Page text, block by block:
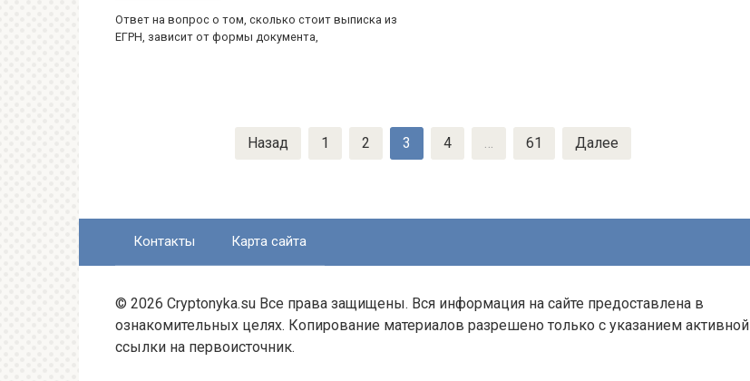
Ответ на вопрос о том, сколько стоит выписка из
ЕГРН, зависит от формы документа,
Назад 1 2 3 4 … 61 Далее
Контакты Карта сайта
© 2026 Cryptonyka.su Все права защищены. Вся информация на сайте предоставлена в
ознакомительных целях. Копирование материалов разрешено только с указанием активной
ссылки на первоисточник.